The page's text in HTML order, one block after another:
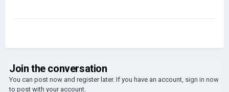
Join the conversation
You can post now and register later. If you have an account, sign in now
to post with your account.